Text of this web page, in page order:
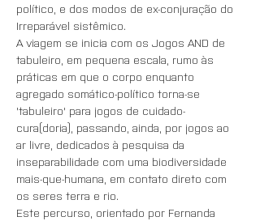
político, e dos modos de ex-conjuração do
Irreparável sistêmico.
A viagem se inicia com os Jogos AND de
tabuleiro, em pequena escala, rumo às
práticas em que o corpo enquanto
agregado somático-político torna-se
'tabuleiro' para jogos de cuidado-
cura(doria), passando, ainda, por jogos ao
ar livre, dedicados à pesquisa da
inseparabilidade com uma biodiversidade
mais-que-humana, em contato direto com
os seres terra e rio.
Este percurso, orientado por Fernanda